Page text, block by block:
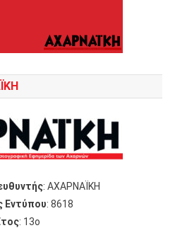
: ΑΧΑΡΝΑΪΚΗ
Εντύπου: 8618
: 13ο